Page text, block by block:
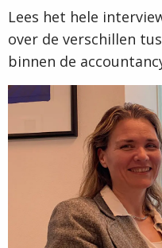
Lees het hele
over de verschillen
binnen de